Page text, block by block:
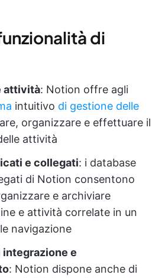
di
attività: Notion offre agli
intuitivo di gestione delle
organizzare e effettuare il
attività
e collegati: i database
di Notion consentono
e archiviare
e attività correlate in un
navigazione
integrazione e
: Notion dispone anche di